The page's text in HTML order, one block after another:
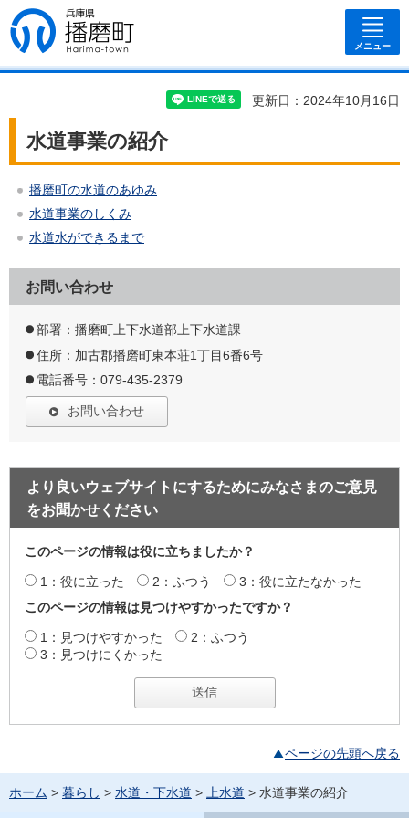
兵庫県 播磨
町
メニュー
更新日：2024年10月16日
水道事業の紹介
播磨町の水道のあゆみ
水道事業のしくみ
水道水ができるまで
お問い合わせ
部署：播磨町上下水道部上下水道課
住所：加古郡播磨町東本荘1丁目6番6号
電話番号：079-435-2379
お問い合わせ
より良いウェブサイトにするためにみなさまのご意見
をお聞かせください
このページの情報は役に立ちましたか？
1：役に立った 2：ふつう
3：役に立たなかった
このページの情報は見つけやすかったですか？
1：見つけやすかった
2：ふつう
3：見つけにくかった
ページの先頭へ戻る
ホーム > 暮らし > 水道・下水道 > 上水道 > 水道事業の紹介